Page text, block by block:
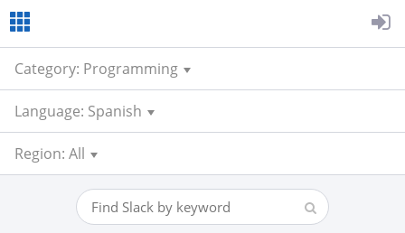
Category: Programming
Language: Spanish
Region: All